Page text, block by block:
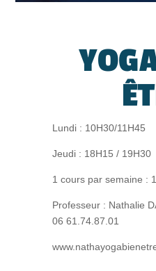
Lundi : 10H30/
Jeudi : 18H15 / 19H30
1 cours par semaine :
Professeur : Nathalie
06 61.74.87.01